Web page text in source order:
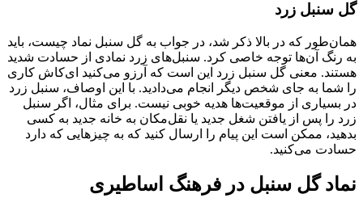
گل سنبل زرد
همان‌طور که در بالا ذکر شد، در جواب به گل سنبل نماد چیست، باید
به رنگ آن‌ها توجه خاصی کرد. سنبل‌های زرد نمادی از حسادت شدید
هستند. معنی گل سنبل زرد این است که آرزو می‌کنید ای‌کاش کاری
را شما به جای شخص دیگر انجام می‌دادید. با این اوصاف، سنبل زرد
در بسیاری از موقعیت‌ها هدیه خوبی نیست. برای مثال، اگر سنبل‌
زرد را پس از یافتن شغل جدید یا نقل‌مکان به خانه جدید به کسی
بدهید، ممکن است این پیام را ارسال کنید که به چیزهایی که دارد
حسادت می‌کنید.
نماد گل سنبل در فرهنگ اساطیری